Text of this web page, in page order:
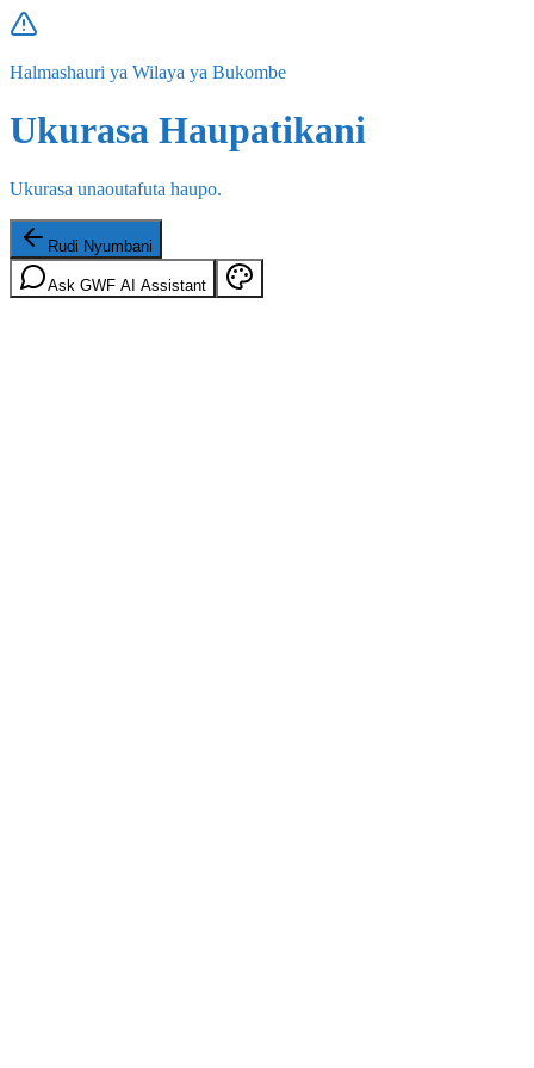
Halmashauri ya Wilaya ya Bukombe
Ukurasa Haupatikani
Ukurasa unaoutafuta haupo.
Rudi Nyumbani
Ask GWF AI Assistant